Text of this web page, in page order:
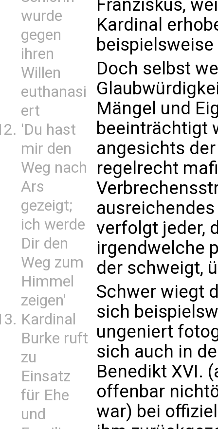
wurde
gegen
ihren
Willen
euthanasi
ert
'Du hast
mir den
Weg nach
Ars
gezeigt;
ich werde
Dir den
Weg zum
Himmel
zeigen'
Kardinal
Burke ruft
zu
Einsatz
für Ehe
und
Franziskus,
Kardinal
Doch selbst
Mängel und
beeinträchtigt
angesichts
regelrecht
verfolgt jeder,
irgendwelche
der schweigt,
Schwer wiegt
sich
ungeniert
sich auch in
Benedikt XVI.
offenbar
war) bei